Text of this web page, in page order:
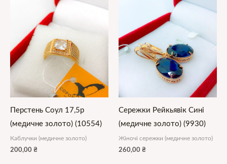
Перстень Соул 17,5р
(медичне золото) (10554)
Каблучки (медичне золото)
200,00 ₴
Сережки Рейкьявік Сині
(медичне золото) (9930)
Жіночі сережки (медичне золото)
260,00 ₴